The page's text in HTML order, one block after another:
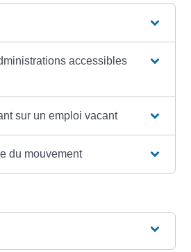
accessibles
sur un emploi vacant
du mouvement